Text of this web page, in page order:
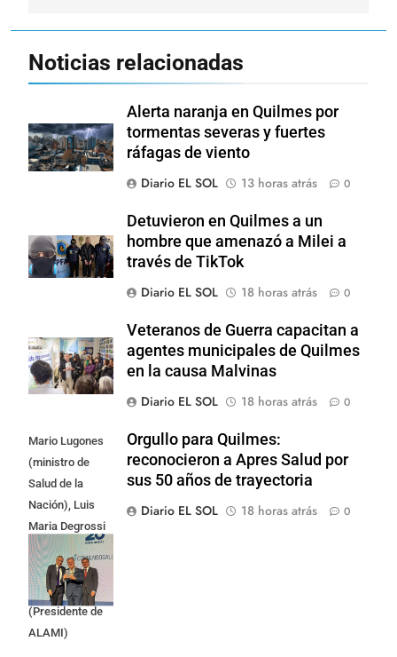
Noticias relacionadas
Alerta naranja en Quilmes por
tormentas severas y fuertes
ráfagas de viento
Diario EL SOL
13 horas atrás 0
Detuvieron en Quilmes a un
hombre que amenazó a Milei a
través de TikTok
Diario EL SOL
18 horas atrás 0
Veteranos de Guerra capacitan a
agentes municipales de Quilmes
en la causa Malvinas
Diario EL SOL
18 horas atrás 0
Mario Lugones
(ministro de
Salud de la
Nación), Luis
Maria Degrossi
(Presidente de
Apres Salud) y
Cristian Mazza
(Presidente de
ALAMI)
Orgullo para Quilmes:
reconocieron a Apres Salud por
sus 50 años de trayectoria
Diario EL SOL
18 horas atrás 0